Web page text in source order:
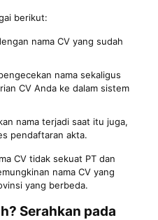
berikut:
nama CV yang sudah
nama sekaligus
CV Anda ke dalam sistem
nama terjadi saat itu juga,
pendaftaran akta.
CV tidak sekuat PT dan
nama CV yang
yang berbeda.
Serahkan pada